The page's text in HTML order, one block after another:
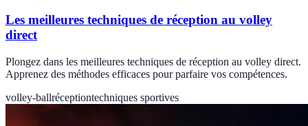
Les meilleures techniques de réception au volley
direct
Plongez dans les meilleures techniques de réception au volley direct.
Apprenez des méthodes efficaces pour parfaire vos compétences.
volley-ballréceptiontechniques sportives